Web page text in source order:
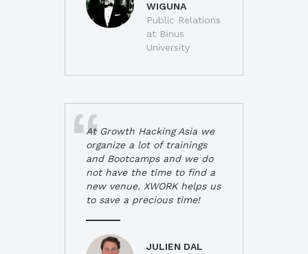
WIGUNA
Public Relations
at Binus
University
At Growth Hacking Asia we
organize a lot of trainings
and Bootcamps and we do
not have the time to find a
new venue. XWORK helps us
to save a precious time!
JULIEN DAL